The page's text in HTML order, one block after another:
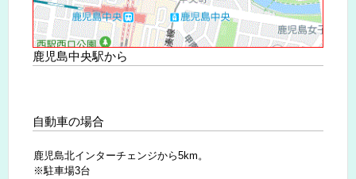
鹿児島中央駅から
自動車の場合
鹿児島北インターチェンジから5km。
※駐車場3台